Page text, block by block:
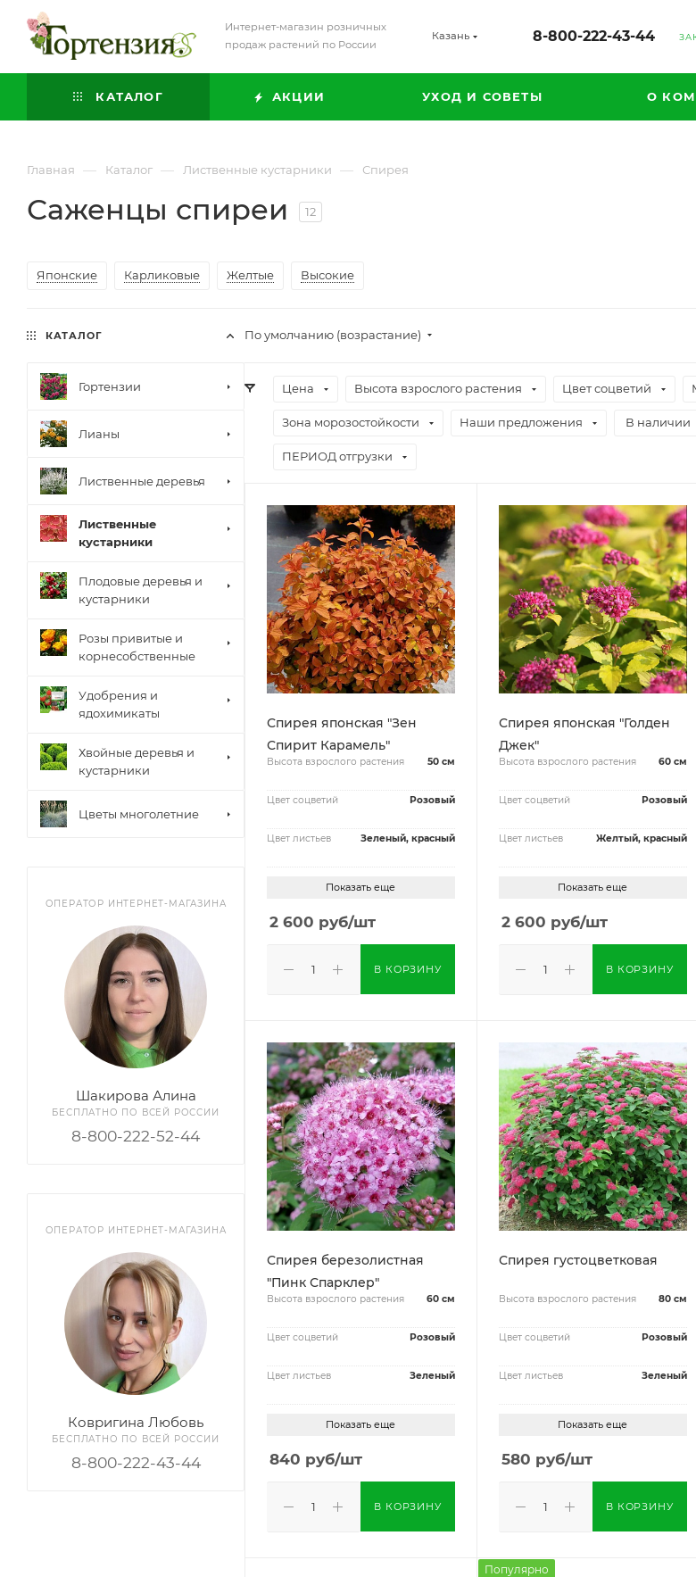
Интернет-магазин розничных
продаж растений по России
Казань 8-800-222-43-44
КАТАЛОГ АКЦИИ УХОД И СОВЕТЫ О
Главная — Каталог — Лиственные кустарники — Спирея
Саженцы спиреи 12
Японские Карликовые Желтые Высокие
По умолчанию (возрастание)
Цена Высота взрослого растения Цвет соцветий
Зона морозостойкости Наши предложения В наличии
ПЕРИОД отгрузки
Спирея японская "Зен
Спирит Карамель"
Высота взрослого растения 50 см
Цвет соцветий Розовый
Цвет листьев Зеленый, красный
Показать еще
2 600 руб/шт
В КОРЗИНУ
Спирея японская "Голден
Джек"
Высота взрослого растения 60 см
Цвет соцветий Розовый
Цвет листьев Желтый, красный
Показать еще
2 600 руб/шт
В КОРЗИНУ
Спирея березолистная
"Пинк Спарклер"
Высота взрослого растения 60 см
Цвет соцветий Розовый
Цвет листьев Зеленый
Показать еще
840 руб/шт
В КОРЗИНУ
Спирея густоцветковая
Высота взрослого растения 80 см
Цвет соцветий Розовый
Цвет листьев Зеленый
Показать еще
580 руб/шт
В КОРЗИНУ
Популярно
КАТАЛОГ
Гортензии
Лианы
Лиственные деревья
Лиственные
кустарники
Плодовые деревья и
кустарники
Розы привитые и
корнесобственные
Удобрения и
ядохимикаты
Хвойные деревья и
кустарники
Цветы многолетние
ОПЕРАТОР ИНТЕРНЕТ-МАГАЗИНА
Шакирова Алина
БЕСПЛАТНО ПО ВСЕЙ РОССИИ
8-800-222-52-44
ОПЕРАТОР ИНТЕРНЕТ-МАГАЗИНА
Ковригина Любовь
БЕСПЛАТНО ПО ВСЕЙ РОССИИ
8-800-222-43-44